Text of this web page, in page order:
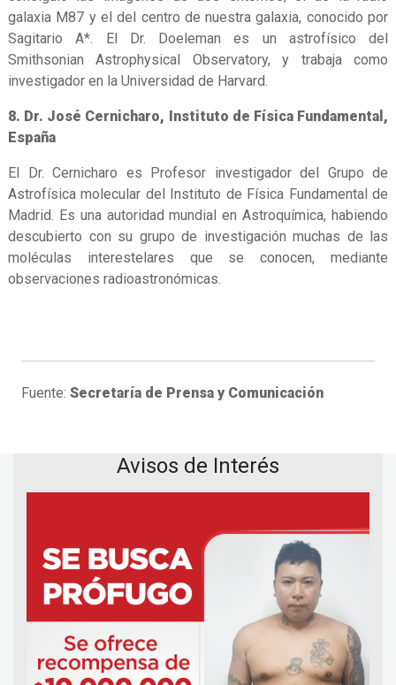
galaxia M87 y el del centro de nuestra galaxia, conocido por
Sagitario A*. El Dr. Doeleman es un astrofísico del
Smithsonian Astrophysical Observatory, y trabaja como
investigador en la Universidad de Harvard.
8. Dr. José Cernicharo, Instituto de Física Fundamental,
España
El Dr. Cernicharo es Profesor investigador del Grupo de
Astrofísica molecular del Instituto de Física Fundamental de
Madrid. Es una autoridad mundial en Astroquímica, habiendo
descubierto con su grupo de investigación muchas de las
moléculas interestelares que se conocen, mediante
observaciones radioastronómicas.
Fuente: Secretaría de Prensa y Comunicación
Avisos de Interés